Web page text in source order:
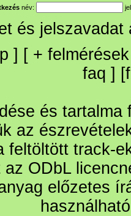
név:
és
] [ + felmérések
faq ] [
és
az
feltöltött track-
az ODbL
előzetes